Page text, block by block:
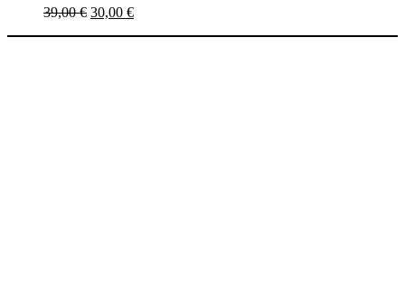
39,00€ 30,00 €